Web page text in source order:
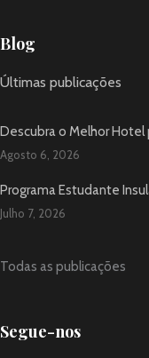
Blog
Últimas publicações
Descubra o Melhor Hotel
Agosto 6, 2026
Programa Estudante
Julho 7, 2026
Todas as publicações
Segue-nos